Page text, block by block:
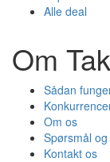
Alle deal
Om
Sådan
Om os
Spørsmål
Kontakt os